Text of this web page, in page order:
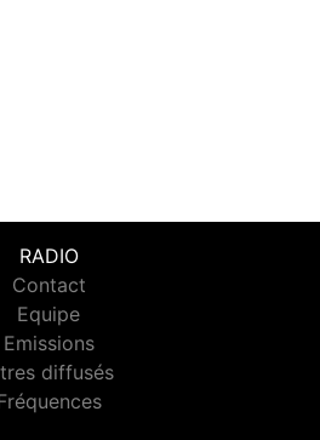
RADIO
Contact
Equipe
Emissions
diffusés